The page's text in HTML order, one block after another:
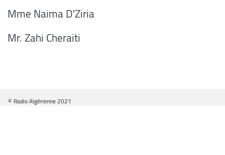
Mme Naima D'Ziria
Mr. Zahi Cheraiti
© Radio Algérienne 2021